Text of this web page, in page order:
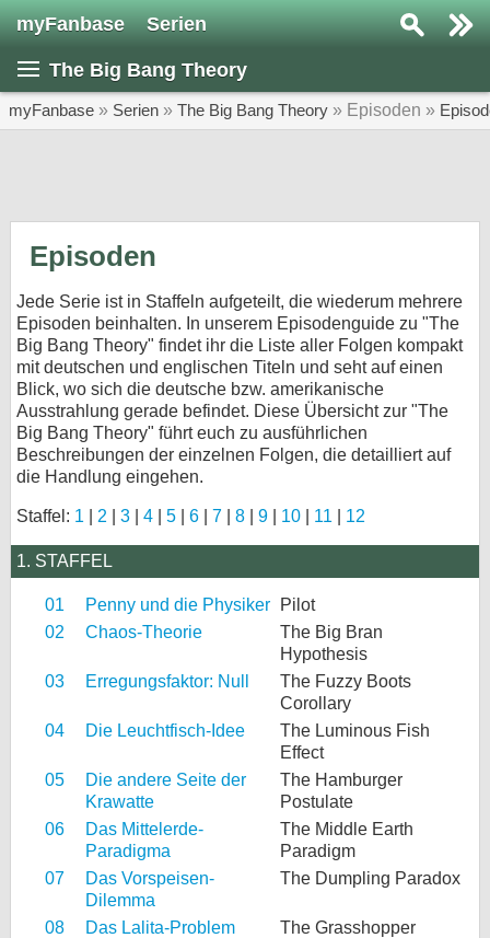
myFanbase Serien
The Big Bang Theory
myFanbase » Serien » The Big Bang Theory » Episoden »
Episoden
Jede Serie ist in Staffeln aufgeteilt, die wiederum mehrere
Episoden beinhalten. In unserem Episodenguide zu "The
Big Bang Theory" findet ihr die Liste aller Folgen kompakt
mit deutschen und englischen Titeln und seht auf einen
Blick, wo sich die deutsche bzw. amerikanische
Ausstrahlung gerade befindet. Diese Übersicht zur "The
Big Bang Theory" führt euch zu ausführlichen
Beschreibungen der einzelnen Folgen, die detailliert auf
die Handlung eingehen.
Staffel: 1 2 3 4 5 6 7 8 9 10 11 12
1. STAFFEL
01 Penny und die Physiker
Pilot
02
Chaos-Theorie
The Big Bran
Hypothesis
03
Erregungsfaktor: Null
The Fuzzy Boots
Corollary
04
Die Leuchtfisch-Idee
The Luminous Fish
Effect
05
Die andere Seite der
Krawatte
The Hamburger
Postulate
06
Das Mittelerde-
Paradigma
The Middle Earth
Paradigm
07
Das Vorspeisen-
Dilemma
The Dumpling Paradox
08 Das Lalita-Problem
The Grasshopper
Home
SERIEN
KULTUR
Specials
SERVICE
Gewinnspiele
bei X
Kontakt
Nutzungsbedingungen
Datenschutz
Cookie-Einstellungen
Impressum
Desktop-Ansicht